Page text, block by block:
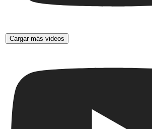
Cargar más videos